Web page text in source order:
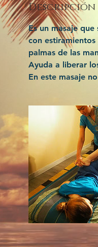
Es un masaje
con
palmas de las
Ayuda a liberar
En este masaje